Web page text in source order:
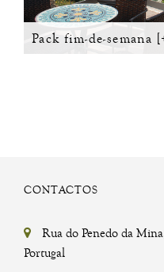
Pack fim-de-semana
CONTACTOS
Rua do Penedo da
Portugal